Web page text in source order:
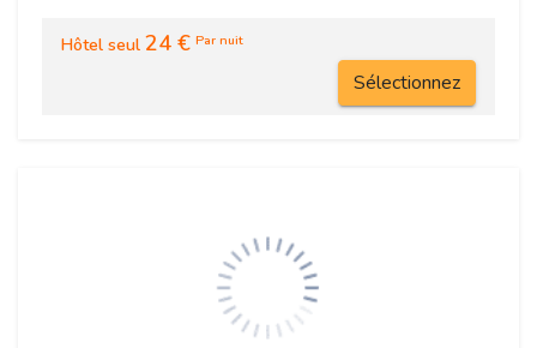
Hôtel seul 24 € Par nuit
Sélectionnez